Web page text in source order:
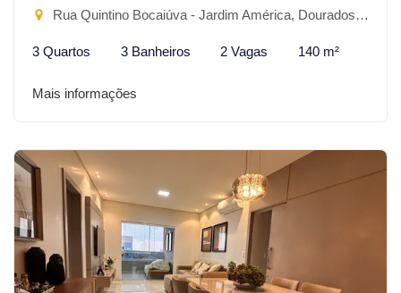
Rua Quintino Bocaiúva - Jardim América, Dourados-MS
3 Quartos 3 Banheiros 2 Vagas 140 m²
Mais informações